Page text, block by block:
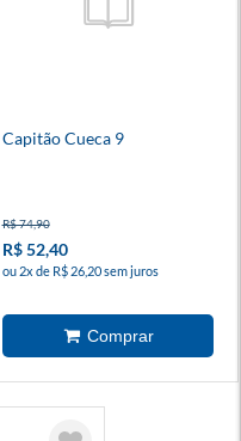
Capitão Cueca 9
R$ 74,90
R$ 52,40
ou 2x de R$ 26,20 sem juros